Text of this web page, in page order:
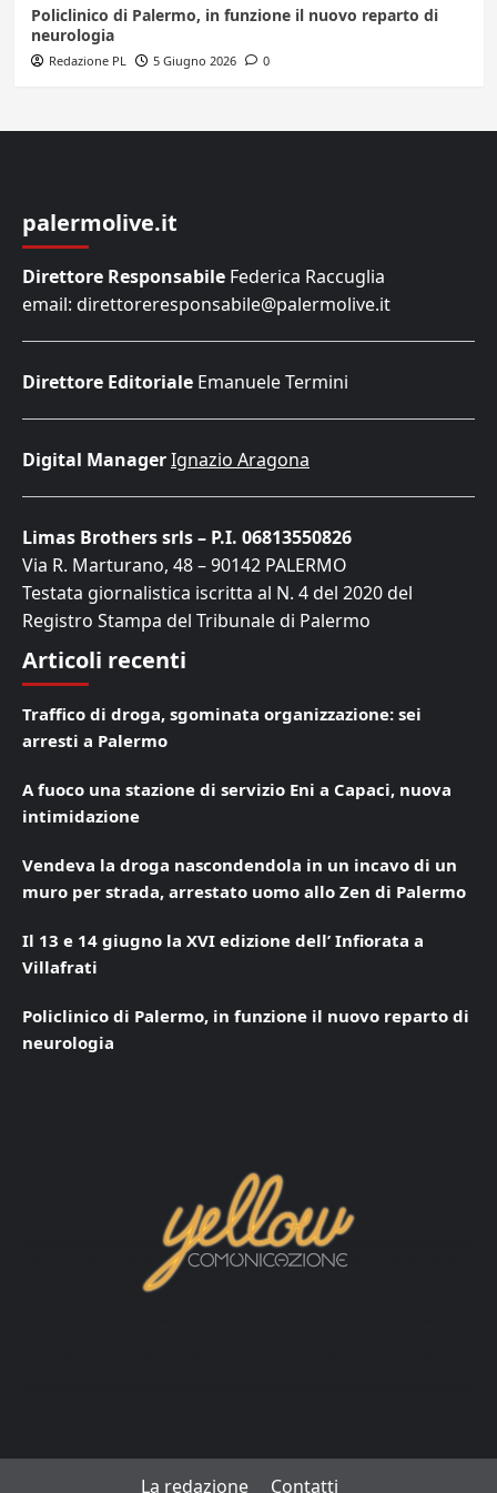
Policlinico di Palermo, in funzione il nuovo reparto di
neurologia
Redazione PL 5 Giugno 2026 0
palermolive.it
Direttore Responsabile Federica Raccuglia
email: direttoreresponsabile@palermolive.it
Direttore Editoriale Emanuele Termini
Digital ManagerIgnazio Aragona
Limas Brothers srls – P.I. 06813550826
Via R. Marturano, 48 – 90142 PALERMO
Testata giornalistica iscritta al N. 4 del 2020 del
Registro Stampa del Tribunale di Palermo
Articoli recenti
Traffico di droga, sgominata organizzazione: sei
arresti a Palermo
A fuoco una stazione di servizio Eni a Capaci, nuova
intimidazione
Vendeva la droga nascondendola in un incavo di un
muro per strada, arrestato uomo allo Zen di Palermo
Il 13 e 14 giugno la XVI edizione dell’ Infiorata a
Villafrati
Policlinico di Palermo, in funzione il nuovo reparto di
neurologia
La redazione Contatti